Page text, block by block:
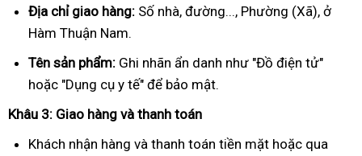
Địa chỉ giao hàng: Số nhà, đường..., Phường (Xã), ở
Hàm Thuận Nam.
Tên sản phẩm: Ghi nhãn ẩn danh như "Đồ điện tử"
hoặc "Dụng cụ y tế" để bảo mật.
Khâu 3: Giao hàng và thanh toán
Khách nhận hàng và thanh toán tiền mặt hoặc qua